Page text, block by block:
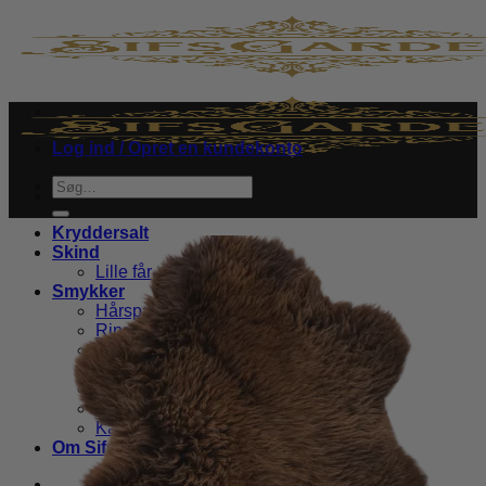
indhold
Kryddersalt
Skind
Lille får
Smykker
Hårspænde
Ringe
Øreringe
Halskæder
Læder armbånd
Brocher
Kappespænde
Om SifsGarden
Log ind / Opret en kundekonto
Søg
efter: